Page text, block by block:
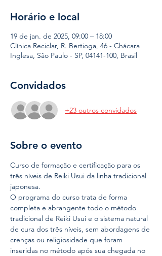
Horário e local
19 de jan. de 2025, 09:00 – 18:00
Clínica Reciclar, R. Bertioga, 46 - Chácara
Inglesa, São Paulo - SP, 04141-100, Brasil
Convidados
+23 outros convidados
Sobre o evento
Curso de formação e certificação para os
três níveis de Reiki Usui da linha tradicional
japonesa.
O programa do curso trata de forma
completa e abrangente todo o método
tradicional de Reiki Usui e o sistema natural
de cura dos três níveis, sem abordagens de
crenças ou religiosidade que foram
inseridas no método após sua chegada no